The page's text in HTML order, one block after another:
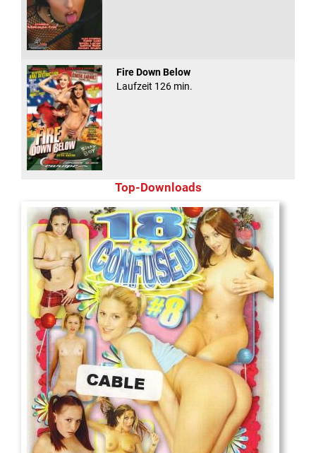
Fire Down Below
Laufzeit 126 min.
Top-Downloads